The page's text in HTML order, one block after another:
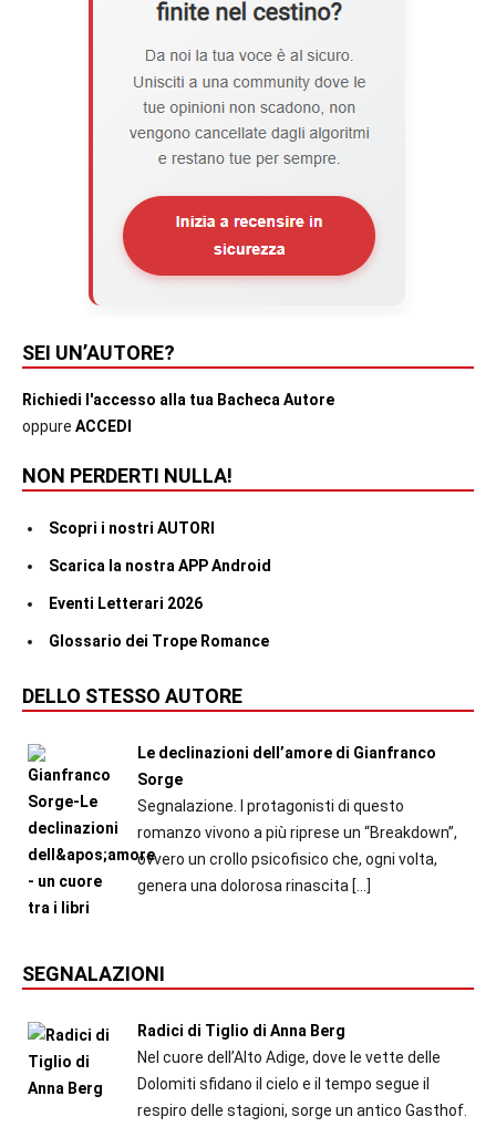
SEI UN’AUTORE?
Richiedi l'accesso alla tua Bacheca Autore
oppure ACCEDI
NON PERDERTI NULLA!
Scopri i nostri AUTORI
Scarica la nostra APP Android
Eventi Letterari 2026
Glossario dei Trope Romance
DELLO STESSO AUTORE
Le declinazioni dell’amore di Gianfranco
Sorge
Segnalazione. I protagonisti di questo
romanzo vivono a più riprese un “Breakdown”,
ovvero un crollo psicofisico che, ogni volta,
genera una dolorosa rinascita […]
SEGNALAZIONI
Radici di Tiglio di Anna Berg
Nel cuore dell’Alto Adige, dove le vette delle
Dolomiti sfidano il cielo e il tempo segue il
respiro delle stagioni, sorge un antico Gasthof.